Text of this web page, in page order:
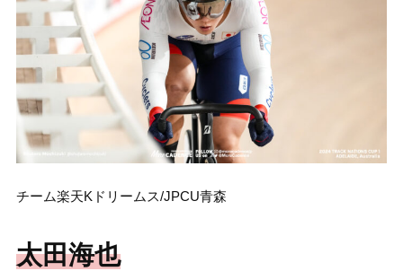
チーム楽天Kドリームス/JPCU青森
太田海也